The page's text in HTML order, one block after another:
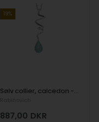
19%
Sølv collier, calcedon - Soft Line
887,00 DKR